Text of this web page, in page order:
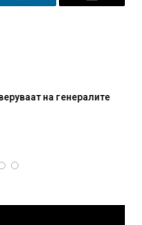
LinkedIn Email
на генералите